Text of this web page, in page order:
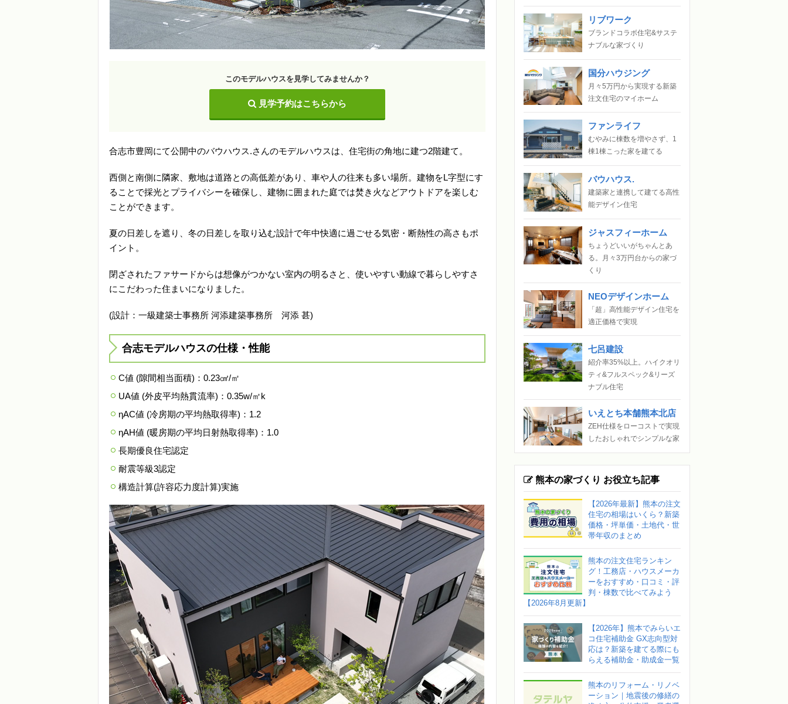
このモデルハウスを見学してみませんか？
見学予約はこちらから
合志市豊岡にて公開中のバウハウス.さんのモデルハウスは、住宅街の角地に建つ2階建て。
西側と南側に隣家、敷地は道路との高低差があり、車や人の往来も多い場所。建物をL字型にす
ることで採光とプライバシーを確保し、建物に囲まれた庭では焚き火などアウトドアを楽しむ
ことができます。
夏の日差しを遮り、冬の日差しを取り込む設計で年中快適に過ごせる気密・断熱性の高さもポ
イント。
閉ざされたファサードからは想像がつかない室内の明るさと、使いやすい動線で暮らしやすさ
にこだわった住まいになりました。
(設計：一級建築士事務所 河添建築事務所 河添 甚)
合志モデルハウスの仕様・性能
C値 (隙間相当面積)：0.23㎠/㎡
UA値 (外皮平均熱貫流率)：0.35w/㎡k
ηAC値 (冷房期の平均熱取得率)：1.2
ηAH値 (暖房期の平均日射熱取得率)：1.0
長期優良住宅認定
耐震等級3認定
構造計算(許容応力度計算)実施
リブワーク
ブランドコラボ住宅&サステ
ナブルな家づくり
国分ハウジング
月々5万円から実現する新築
注文住宅のマイホーム
ファンライフ
むやみに棟数を増やさず、1
棟1棟こった家を建てる
バウハウス.
建築家と連携して建てる高性
能デザイン住宅
ジャスフィーホーム
ちょうどいいがちゃんとあ
る。月々3万円台からの家づ
くり
NEOデザインホーム
「超」高性能デザイン住宅を
適正価格で実現
七呂建設
紹介率35%以上。ハイクオリ
ティ&フルスペック&リーズ
ナブル住宅
いえとち本舗熊本北店
ZEH仕様をローコストで実現
したおしゃれでシンプルな家
熊本の家づくり お役立ち記事
【2026年最新】熊本の注文
住宅の相場はいくら？新築
価格・坪単価・土地代・世
帯年収のまとめ
熊本の注文住宅ランキン
グ！工務店・ハウスメーカ
ーをおすすめ・口コミ・評
判・棟数で比べてみよう
【2026年8月更新】
【2026年】熊本でみらいエ
コ住宅補助金 GX志向型対
応は？新築を建てる際にも
らえる補助金・助成金一覧
熊本のリフォーム・リノベ
ーション｜地震後の修繕の